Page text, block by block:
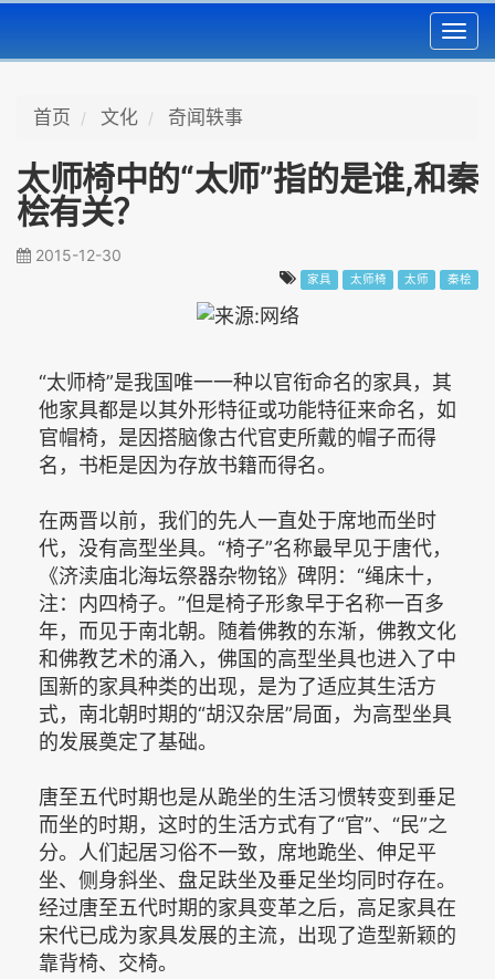
首页 文化 奇闻轶事
太师椅中的“太师”指的是谁,和秦
桧有关？
2015-12-30
家具 太师椅 太师 秦桧
“太师椅”是我国唯一一种以官衔命名的家具，其
他家具都是以其外形特征或功能特征来命名，如
官帽椅，是因搭脑像古代官吏所戴的帽子而得
名，书柜是因为存放书籍而得名。
在两晋以前，我们的先人一直处于席地而坐时
代，没有高型坐具。“椅子”名称最早见于唐代，
《济渎庙北海坛祭器杂物铭》碑阴：“绳床十，
注：内四椅子。”但是椅子形象早于名称一百多
年，而见于南北朝。随着佛教的东渐，佛教文化
和佛教艺术的涌入，佛国的高型坐具也进入了中
国新的家具种类的出现，是为了适应其生活方
式，南北朝时期的“胡汉杂居”局面，为高型坐具
的发展奠定了基础。
唐至五代时期也是从跪坐的生活习惯转变到垂足
而坐的时期，这时的生活方式有了“官”、“民”之
分。人们起居习俗不一致，席地跪坐、伸足平
坐、侧身斜坐、盘足趺坐及垂足坐均同时存在。
经过唐至五代时期的家具变革之后，高足家具在
宋代已成为家具发展的主流，出现了造型新颖的
靠背椅、交椅。